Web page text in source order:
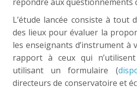
L’étude lancée consiste à tout
des lieux pour évaluer la
les enseignants d’instrument à
rapport à ceux qui
utilisant un formulaire (
directeurs de conservatoire et